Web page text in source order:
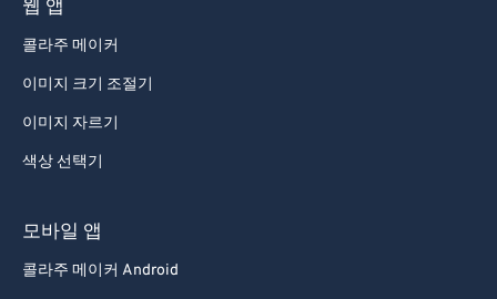
웹 앱
콜라주 메이커
이미지 크기 조절기
이미지 자르기
색상 선택기
모바일 앱
콜라주 메이커 Android